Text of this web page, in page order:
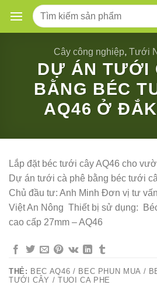
content
Tìm
kiếm:
Cây công nghiệp, Tưới
DỰ ÁN TƯỚI
BẰNG BÉC
AQ46 Ở
Lắp đặt béc tưới cây AQ46 cho
Dự án tưới cà phê bằng béc tưới
Chủ đầu tư: Anh Minh Đơn vị tư
Việt An Nông Thiết bị sử dụng:
cao cấp 27mm – AQ46
THẺ: BEC AQ46 / BEC PHUN MUA /
TƯỚI CÂY / TUOI CA PHE